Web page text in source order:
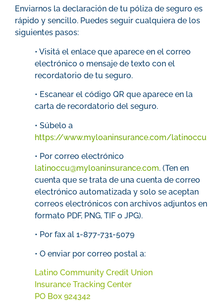
Enviarnos la declaración de tu póliza de seguro es
rápido y sencillo. Puedes seguir cualquiera de los
siguientes pasos:
• Visitá el enlace que aparece en el correo
electrónico o mensaje de texto con el
recordatorio de tu seguro.
• Escanear el código QR que aparece en la
carta de recordatorio del seguro.
• Súbelo a
https://www.myloaninsurance.com/latinoccu
• Por correo electrónico
latinoccu@myloaninsurance.com. (Ten en
cuenta que se trata de una cuenta de correo
electrónico automatizada y solo se aceptan
correos electrónicos con archivos adjuntos en
formato PDF, PNG, TIF o JPG).
• Por fax al 1-877-731-5079
• O enviar por correo postal a:
Latino Community Credit Union
Insurance Tracking Center
PO Box 924342